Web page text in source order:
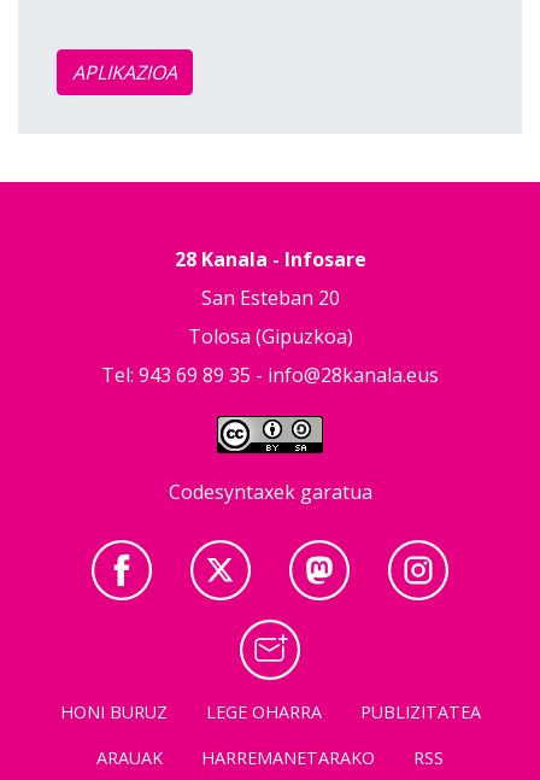
APLIKAZIOA
28 Kanala - Infosare
San Esteban 20
Tolosa (Gipuzkoa)
Tel: 943 69 89 35 - info@28kanala.eus
Codesyntaxek garatua
HONI BURUZ LEGE OHARRA
PUBLIZITATEA
ARAUAK
HARREMANETARAKO RSS